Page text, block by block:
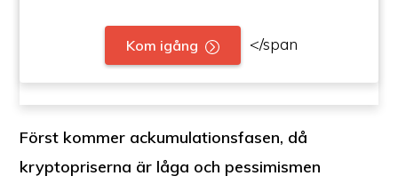
Kom igång </span
Först kommer ackumulationsfasen, då
kryptopriserna är låga och pessimismen